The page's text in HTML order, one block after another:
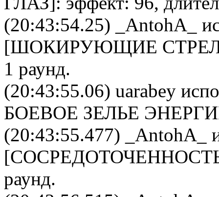
(20:43:54.25)
_AntohA_
[ШОКИРУЮЩИЕ
1 раунд.
(20:43:55.06) uarabey
БОЕВОЕ ЗЕЛЬЕ
(20:43:55.477)
_AntohA_
[
раунд.